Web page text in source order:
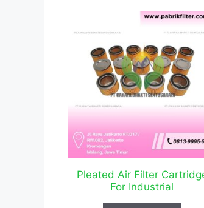
Pleated Air Filter
For Industrial